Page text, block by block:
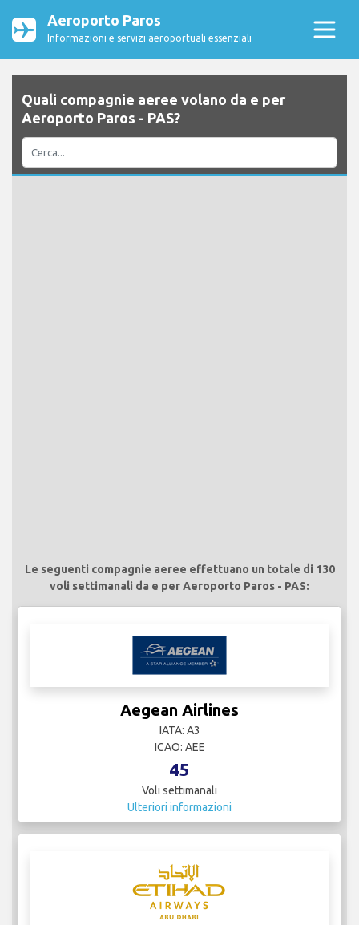
Aeroporto Paros
Informazioni e servizi aeroportuali essenziali
Quali compagnie aeree volano da e per
Aeroporto Paros - PAS?
Le seguenti compagnie aeree effettuano un totale di 130
voli settimanali da e per Aeroporto Paros - PAS:
Aegean Airlines
IATA: A3
ICAO: AEE
45
Voli settimanali
Ulteriori informazioni